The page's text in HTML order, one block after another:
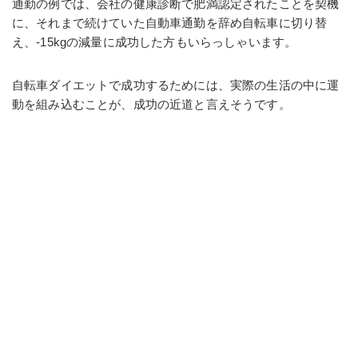
通勤の例では、会社の健康診断で肥満認定されたことを契機
に、それまで続けていた自動車通勤を辞め自転車に切り替
え、-15kgの減量に成功した方もいらっしゃいます。
自転車ダイエットで成功するためには、実際の生活の中に運
動を組み込むことが、成功の近道と言えそうです。